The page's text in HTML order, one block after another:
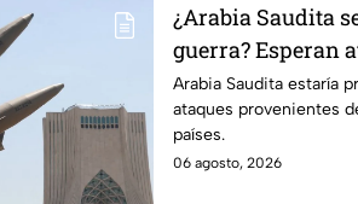
¿Arabia Saudita
guerra? Esperan
armados de tres
Arabia Saudita estaría
ataques provenientes
países.
06 agosto, 2026